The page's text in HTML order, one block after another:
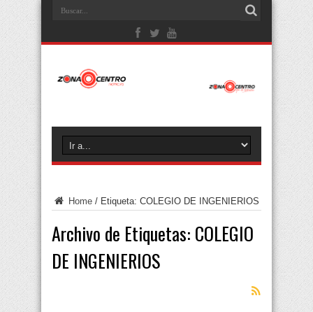
Home / Etiqueta: COLEGIO DE INGENIERIOS
Archivo de Etiquetas: COLEGIO
DE INGENIERIOS